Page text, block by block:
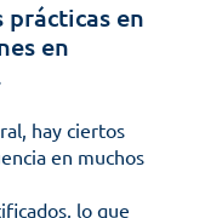
prácticas en
en
hay ciertos
en muchos
lo que